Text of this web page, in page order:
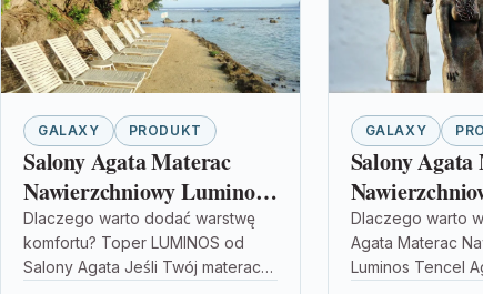
GALAXY PRODUKT
Salony Agata Materac
Nawierzchniowy Luminos
Tencel Ag 180X200
Dlaczego warto dodać warstwę
komfortu? Toper LUMINOS od
Salony Agata Jeśli Twój materac
GALAXY
Salony
Tencel Ag
Dlaczego warto
Agata Materac
Luminos Tencel